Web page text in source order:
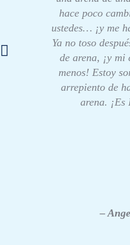
hace poco
ustedes… ¡y me
Ya no toso
de arena, ¡y mi
menos! Estoy
arrepiento de
arena.
–